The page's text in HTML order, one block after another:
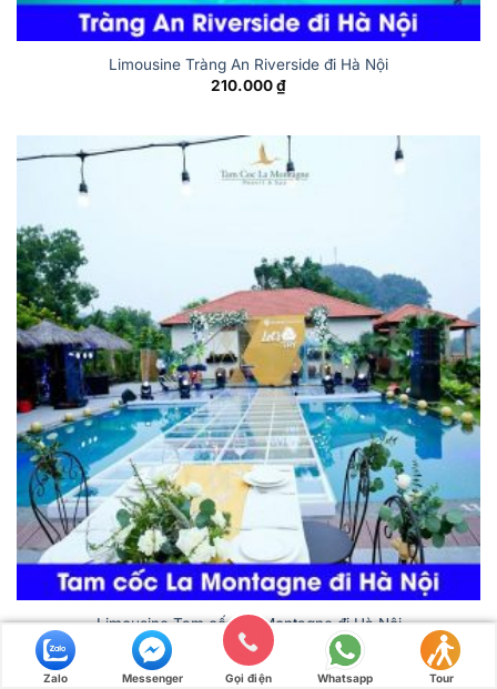
Limousine Tràng An Riverside đi Hà Nội
210.000₫
Limousine Tam cốc La Montagne đi Hà Nội
210.000
Zalo Messenger Gọi điện Whatsapp Tour